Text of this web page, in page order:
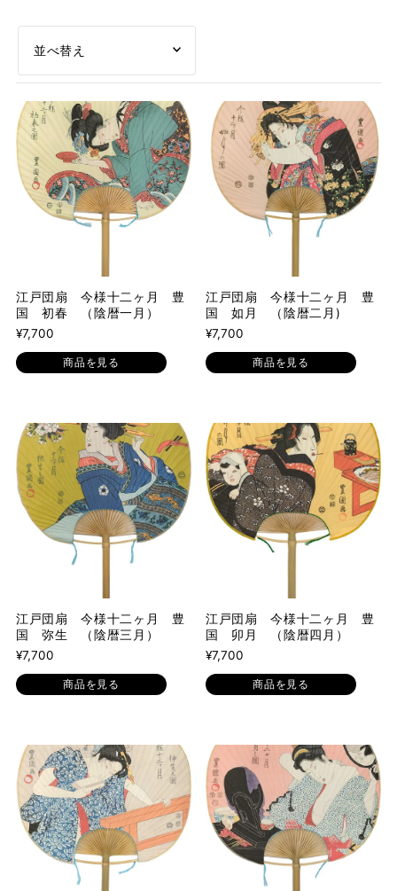
オススメ
関連性が最も高い
ベストセラー
アルファベット順, A-Z
アルファベット順, Z-A
価格の高い順
古い商品順
新着順
江戸団扇 今様十二ヶ月 豊
国 初春 （陰暦一月）
¥7,700
商品を見る
江戸団扇 今様十二ヶ月 豊
国 如月 （陰暦二月)
¥7,700
商品を見る
江戸団扇 今様十二ヶ月 豊
国 弥生 （陰暦三月）
¥7,700
商品を見る
江戸団扇 今様十二ヶ月 豊
国 卯月 （陰暦四月）
¥7,700
商品を見る